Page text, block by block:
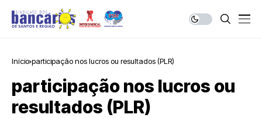
Início participação nos lucros ou resultados (PLR)
participação nos lucros ou
resultados (PLR)